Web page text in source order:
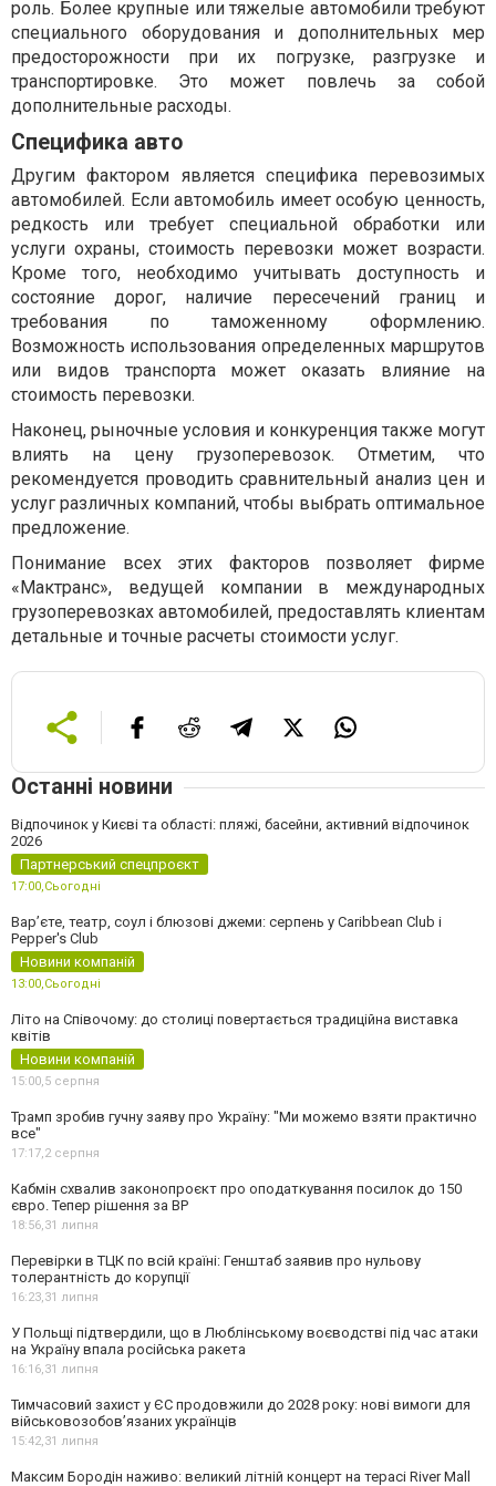
роль. Более крупные или тяжелые автомобили требуют
специального оборудования и дополнительных мер
предосторожности при их погрузке, разгрузке и
транспортировке. Это может повлечь за собой
дополнительные расходы.
Специфика авто
Другим фактором является специфика перевозимых
автомобилей. Если автомобиль имеет особую ценность,
редкость или требует специальной обработки или
услуги охраны, стоимость перевозки может возрасти.
Кроме того, необходимо учитывать доступность и
состояние дорог, наличие пересечений границ и
требования по таможенному оформлению.
Возможность использования определенных маршрутов
или видов транспорта может оказать влияние на
стоимость перевозки.
Наконец, рыночные условия и конкуренция также могут
влиять на цену грузоперевозок. Отметим, что
рекомендуется проводить сравнительный анализ цен и
услуг различных компаний, чтобы выбрать оптимальное
предложение.
Понимание всех этих факторов позволяет фирме
«Мактранс», ведущей компании в международных
грузоперевозках автомобилей, предоставлять клиентам
детальные и точные расчеты стоимости услуг.
Останні новини
Відпочинок у Києві та області: пляжі, басейни, активний відпочинок
2026
Партнерський спецпроєкт
17:00,Сьогодні
Вар’єте, театр, соул і блюзові джеми: серпень у Caribbean Club і
Pepper's Club
Новини компаній
13:00,Сьогодні
Літо на Співочому: до столиці повертається традиційна виставка
квітів
Новини компаній
15:00,5 серпня
Трамп зробив гучну заяву про Україну: "Ми можемо взяти практично
все"
17:17,2 серпня
Кабмін схвалив законопроєкт про оподаткування посилок до 150
євро. Тепер рішення за ВР
18:56,31 липня
Перевірки в ТЦК по всій країні: Генштаб заявив про нульову
толерантність до корупції
16:23,31 липня
У Польщі підтвердили, що в Люблінському воєводстві під час атаки
на Україну впала російська ракета
16:16,31 липня
Тимчасовий захист у ЄС продовжили до 2028 року: нові вимоги для
військовозобов’язаних українців
15:42,31 липня
Максим Бородін наживо: великий літній концерт на терасі River Mall